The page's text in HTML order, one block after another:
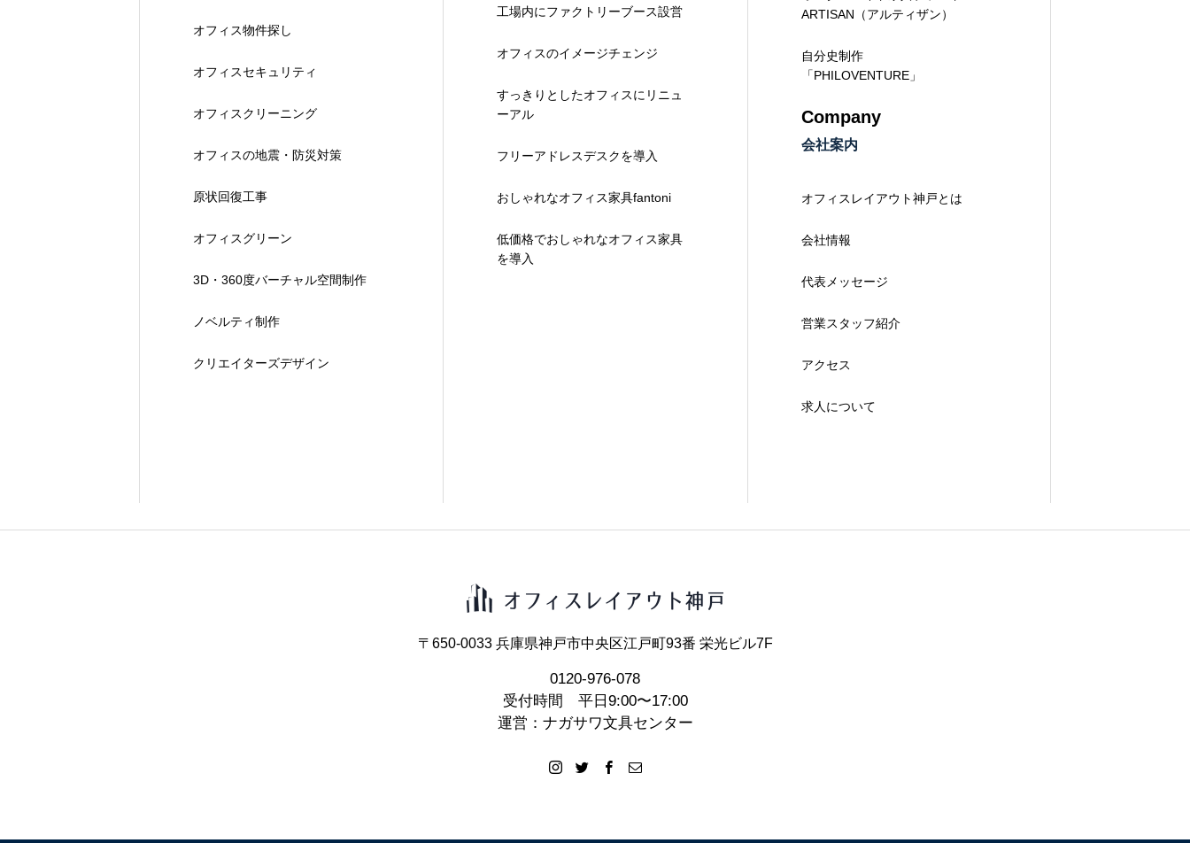
オフィス物件探し
オフィスセキュリティ
オフィスクリーニング
オフィスの地震・防災対策
原状回復工事
オフィスグリーン
3D・360度バーチャル空間制作
ノベルティ制作
クリエイターズデザイン
工場内にファクトリーブース設営
オフィスのイメージチェンジ
すっきりとしたオフィスにリニュ
ーアル
フリーアドレスデスクを導入
おしゃれなオフィス家具fantoni
低価格でおしゃれなオフィス家具
を導入
ARTISAN（アルティザン）
自分史制作
「PHILOVENTURE」
Company
会社案内
オフィスレイアウト神戸とは
会社情報
代表メッセージ
営業スタッフ紹介
アクセス
求人について
〒650-0033 兵庫県神戸市中央区江戸町93番 栄光ビル7F
0120-976-078
受付時間 平日9:00〜17:00
運営：ナガサワ文具センター